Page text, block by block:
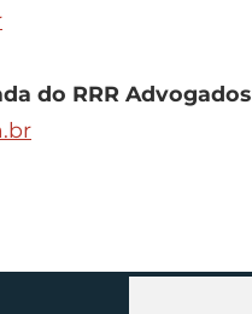
do RRR Advogados